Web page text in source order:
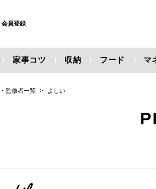
会員登録
家事コツ 収納 フード マ
監修者一覧 よしい